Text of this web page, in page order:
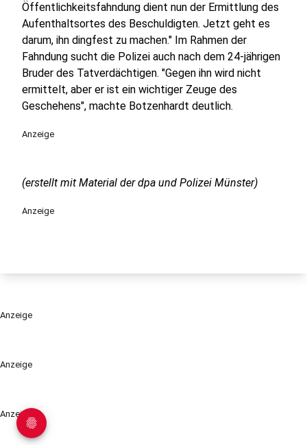
Anzeige
Anzeige
Öffentlichkeitsfahndung dient nun der Ermittlung des
Aufenthaltsortes des Beschuldigten. Jetzt geht es
darum, ihn dingfest zu machen." Im Rahmen der
Fahndung sucht die Polizei auch nach dem 24-jährigen
Bruder des Tatverdächtigen. "Gegen ihn wird nicht
ermittelt, aber er ist ein wichtiger Zeuge des
Geschehens", machte Botzenhardt deutlich.
Anzeige
(erstellt mit Material der dpa und Polizei Münster)
Anzeige
Anzeige